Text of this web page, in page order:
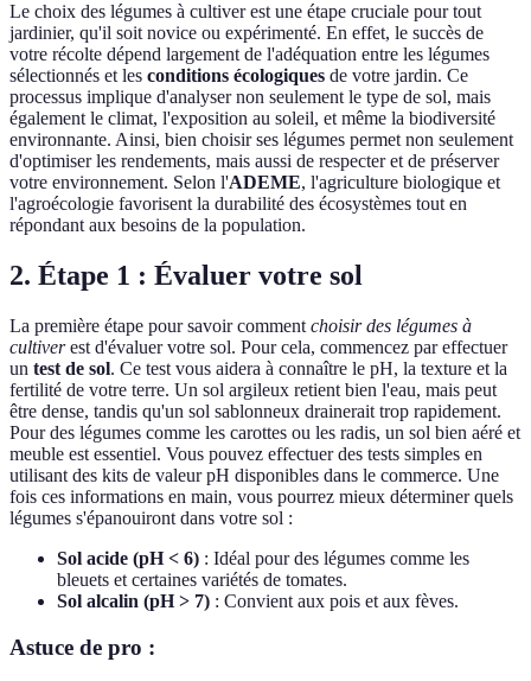
Le choix des légumes à cultiver est une étape cruciale pour tout
jardinier, qu'il soit novice ou expérimenté. En effet, le succès de
votre récolte dépend largement de l'adéquation entre les légumes
sélectionnés et les conditions écologiques de votre jardin. Ce
processus implique d'analyser non seulement le type de sol, mais
également le climat, l'exposition au soleil, et même la biodiversité
environnante. Ainsi, bien choisir ses légumes permet non seulement
d'optimiser les rendements, mais aussi de respecter et de préserver
votre environnement. Selon l'ADEME, l'agriculture biologique et
l'agroécologie favorisent la durabilité des écosystèmes tout en
répondant aux besoins de la population.
2. Étape 1 : Évaluer votre sol
La première étape pour savoir comment choisir des légumes à
cultiverest d'évaluer votre sol. Pour cela, commencez par effectuer
un test de sol. Ce test vous aidera à connaître le pH, la texture et la
fertilité de votre terre. Un sol argileux retient bien l'eau, mais peut
être dense, tandis qu'un sol sablonneux drainerait trop rapidement.
Pour des légumes comme les carottes ou les radis, un sol bien aéré et
meuble est essentiel. Vous pouvez effectuer des tests simples en
utilisant des kits de valeur pH disponibles dans le commerce. Une
fois ces informations en main, vous pourrez mieux déterminer quels
légumes s'épanouiront dans votre sol :
Sol acide (pH < 6) : Idéal pour des légumes comme les
bleuets et certaines variétés de tomates.
Sol alcalin (pH > 7) : Convient aux pois et aux fèves.
Astuce de pro :